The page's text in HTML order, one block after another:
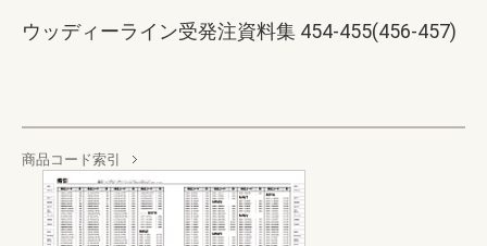
ウッディーライン受発注資料集 454-455(456-457)
商品コード索引